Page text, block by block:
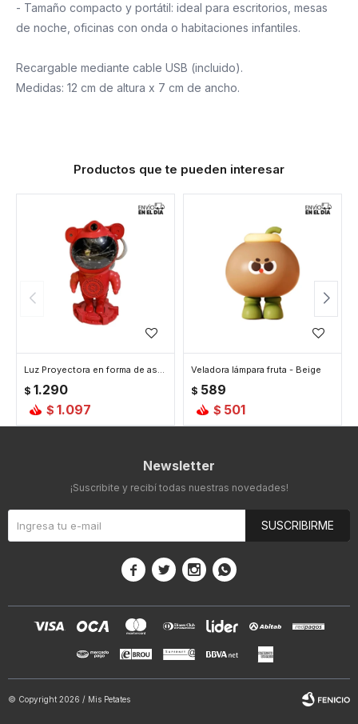
- Tamaño compacto y portátil: ideal para escritorios, mesas
de noche, oficinas con onda o habitaciones infantiles.
Recargable mediante cable USB (incluido).
Medidas: 12 cm de altura x 7 cm de ancho.
Productos que te pueden interesar
Luz Proyectora en forma de astronauta - Rojo
$ 1.290
$ 1.097
Veladora lámpara fruta - Beige
$ 589
$ 501
Newsletter
¡Suscribite y recibí todas nuestras novedades!
SUSCRIBIRME
   
© Copyright 2026 / Mis Petates